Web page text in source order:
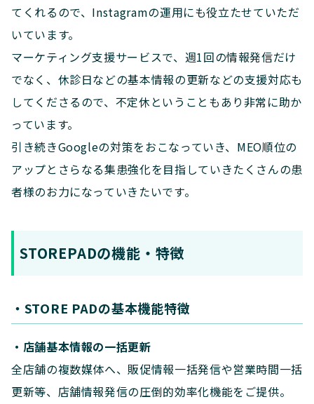
てくれるので、Instagramの運用にも役立たせていただ
いています。
マーケティング支援サービスで、週1回の情報発信だけ
でなく、休診日などの基本情報の更新などの支援対応も
してくださるので、不定休ということもあり非常に助か
っています。
引き続きGoogleの対策をおこなっていき、MEO順位の
アップとさらなる集患強化を目指していきたくさんの患
者様のお力になっていきたいです。
STOREPADの機能・特徴
・STORE PADの基本機能特徴
・店舗基本情報の一括更新
全店舗の複数媒体へ、販促情報一括発信や営業時間一括
更新等、店舗情報発信の圧倒的効率化機能をご提供。